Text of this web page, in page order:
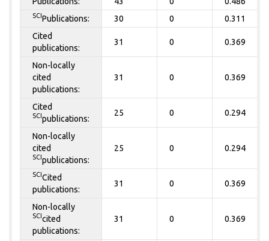
SCI Publications: 30 0
0.311
Cited
publications:
31 0 0.369
Non-locally
cited
publications:
31 0 0.369
Cited
SCI publications:
25 0 0.294
Non-locally
cited
SCI publications:
25 0 0.294
SCI Cited
publications:
31 0 0.369
Non-locally
SCI cited
publications:
31 0 0.369